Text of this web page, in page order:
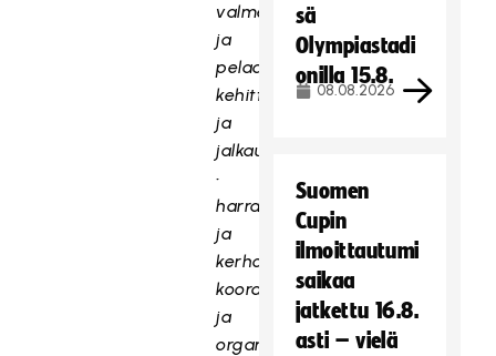
valmennuslinjan
ja
pelaajapolun
kehittäminen
ja
jalkauttaminen
•
harraste
ja
kerhotoiminnan
koordinointi
ja
organisointi
sä
Olympiastadi
onilla 15.8.
08.08.2026
Suomen
Cupin
ilmoittautumi
saikaa
jatkettu 16.8.
asti – vielä